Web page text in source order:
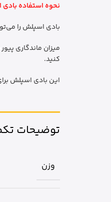
نحوه استفاده
بادی اسپلش را
میزان ماندگاری
کنید.
این بادی اسپلش
توضیحات
وزن